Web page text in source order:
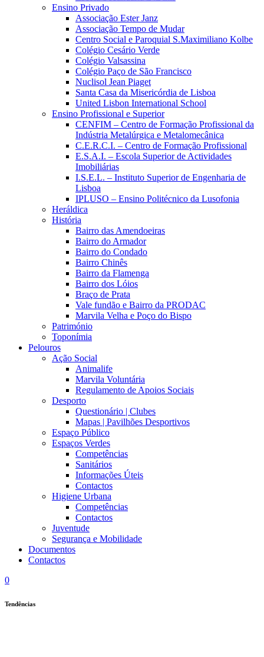
Ensino Privado
Associação Ester Janz
Associação Tempo de Mudar
Centro Social e Paroquial S.Maximiliano Kolbe
Colégio Cesário Verde
Colégio Valsassina
Colégio Paço de São Francisco
Nuclisol Jean Piaget
Santa Casa da Misericórdia de Lisboa
United Lisbon International School
Ensino Profissional e Superior
CENFIM – Centro de Formação Profissional da
Indústria Metalúrgica e Metalomecânica
C.E.R.C.I. – Centro de Formação Profissional
E.S.A.I. – Escola Superior de Actividades
Imobiliárias
I.S.E.L. – Instituto Superior de Engenharia de
Lisboa
IPLUSO – Ensino Politécnico da Lusofonia
Heráldica
História
Bairro das Amendoeiras
Bairro do Armador
Bairro do Condado
Bairro Chinês
Bairro da Flamenga
Bairro dos Lóios
Braço de Prata
Vale fundão e Bairro da PRODAC
Marvila Velha e Poço do Bispo
Património
Toponímia
Pelouros
Ação Social
Animalife
Marvila Voluntária
Regulamento de Apoios Sociais
Desporto
Questionário | Clubes
Mapas | Pavilhões Desportivos
Espaço Público
Espaços Verdes
Competências
Sanitários
Informações Úteis
Contactos
Higiene Urbana
Competências
Contactos
Juventude
Segurança e Mobilidade
Documentos
Contactos
0
Tendências